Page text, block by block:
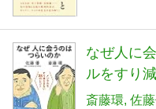
なぜ人に
ルをすり
書ラクレ)
斎藤環 佐